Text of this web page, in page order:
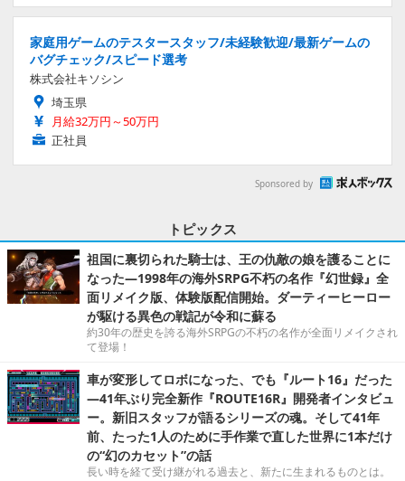
家庭用ゲームのテスタースタッフ/未経験歓迎/最新ゲームの
バグチェック/スピード選考
株式会社キソシン
埼玉県
月給32万円～50万円
正社員
Sponsored by
トピックス
祖国に裏切られた騎士は、王の仇敵の娘を護ることに
なった―1998年の海外SRPG不朽の名作『幻世録』全
面リメイク版、体験版配信開始。ダーティーヒーロー
が駆ける異色の戦記が令和に蘇る
約30年の歴史を誇る海外SRPGの不朽の名作が全面リメイクされ
て登場！
車が変形してロボになった、でも『ルート16』だった
―41年ぶり完全新作『ROUTE16R』開発者インタビュ
ー。新旧スタッフが語るシリーズの魂。そして41年
前、たった1人のために手作業で直した世界に1本だけ
の“幻のカセット”の話
長い時を経て受け継がれる過去と、新たに生まれるものとは。